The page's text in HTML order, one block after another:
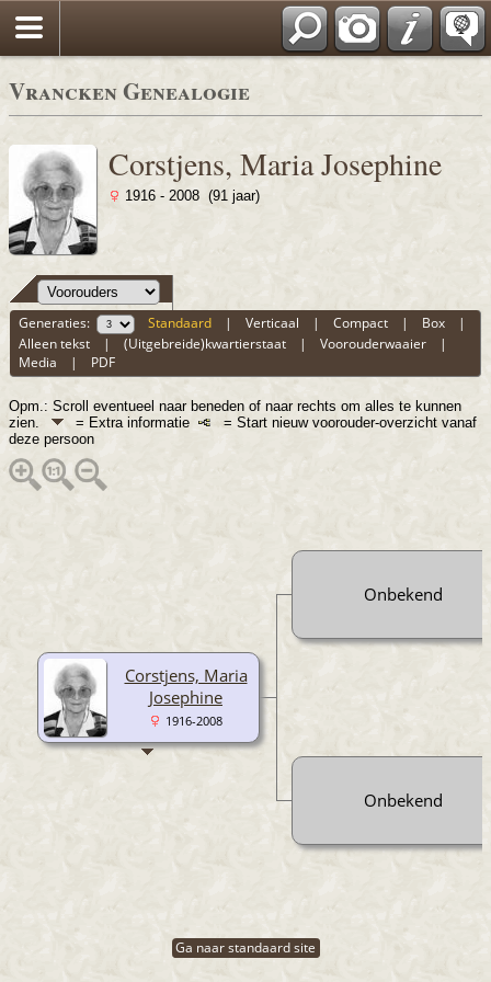
Vrancken Genealogie
Corstjens, Maria Josephine
1916 - 2008 (91 jaar)
Generaties: Standaard |Verticaal |Compact | Box |
Alleen tekst |(Uitgebreide)kwartierstaat |Voorouderwaaier |
Media | PDF
Opm.: Scroll eventueel naar beneden of naar rechts om alles te kunnen
zien.
= Extra informatie
= Start nieuw voorouder-overzicht vanaf
deze persoon
Corstjens, Maria
Josephine
1916-2008
Onbekend
Onbekend
Ga naar standaard site